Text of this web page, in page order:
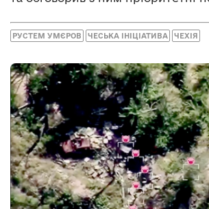
РУСТЕМ УМЄРОВ ЧЕСЬКА ІНІЦІАТИВА ЧЕХІЯ